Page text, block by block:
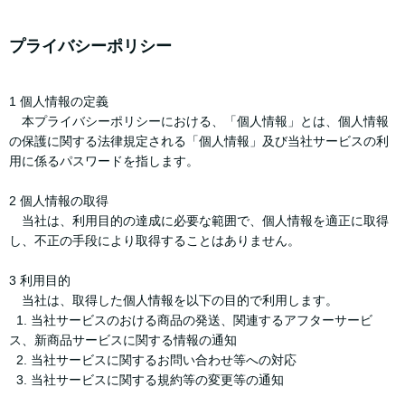
プライバシーポリシー
1 個人情報の定義
本プライバシーポリシーにおける、「個人情報」とは、個人情報
の保護に関する法律規定される「個人情報」及び当社サービスの利
用に係るパスワードを指します。
2 個人情報の取得
当社は、利用目的の達成に必要な範囲で、個人情報を適正に取得
し、不正の手段により取得することはありません。
3 利用目的
当社は、取得した個人情報を以下の目的で利用します。
1. 当社サービスのおける商品の発送、関連するアフターサービ
ス、新商品サービスに関する情報の通知
2. 当社サービスに関するお問い合わせ等への対応
3. 当社サービスに関する規約等の変更等の通知